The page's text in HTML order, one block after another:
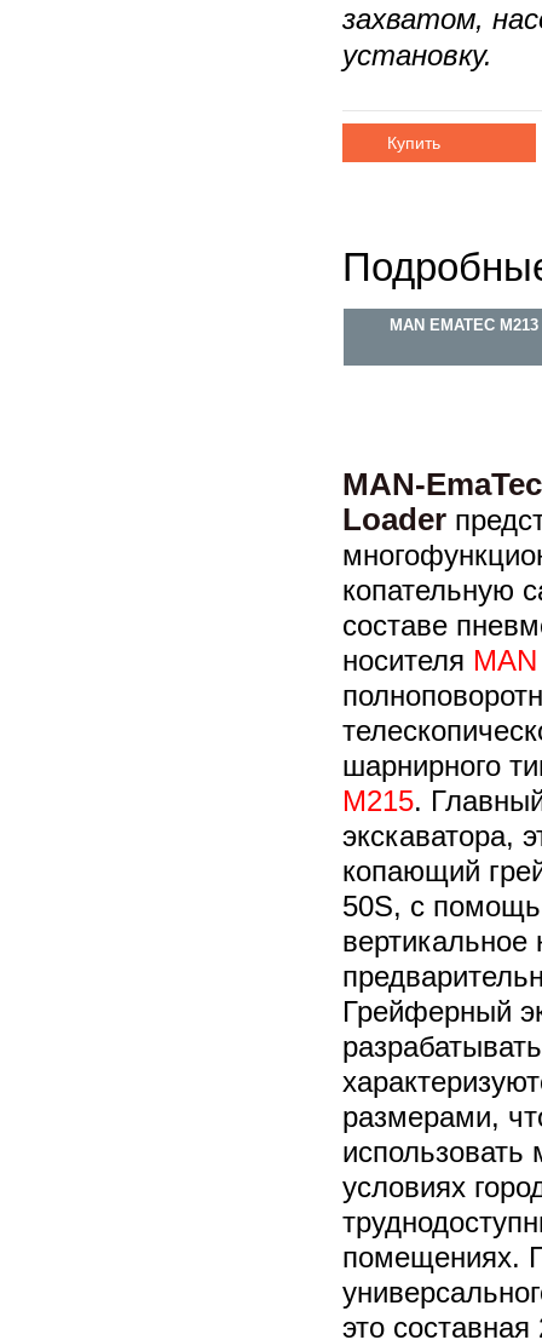
захватом,
установку.
Купить
MAN EMATEC
MAN-
Loader
копательную
составе
носителя
шарнирного
M215.
экскаватора,
копающий
50S, с
вертикальное
Грейферный
размерами,
условиях
помещениях.
это